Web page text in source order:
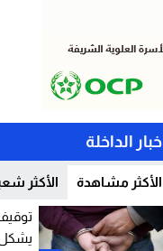
الداخلة
الأكثر مشاهدة الأكثر